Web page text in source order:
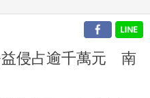
益侵占逾千萬元 南